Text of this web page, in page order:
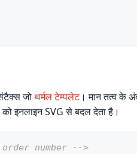
जोथर्मल टेम्पलेट। मान तत्व के
इनलाइन SVG से बदल देता है।
number -->